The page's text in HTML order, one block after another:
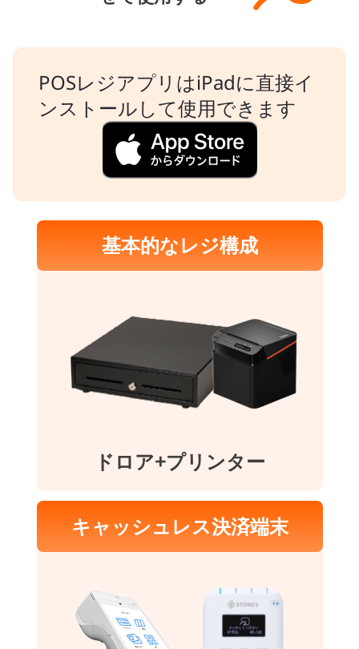
POSレジアプリはiPadに直接イ
ンストールして使用できます
基本的なレジ構成
ドロア+プリンター
キャッシュレス決済端末